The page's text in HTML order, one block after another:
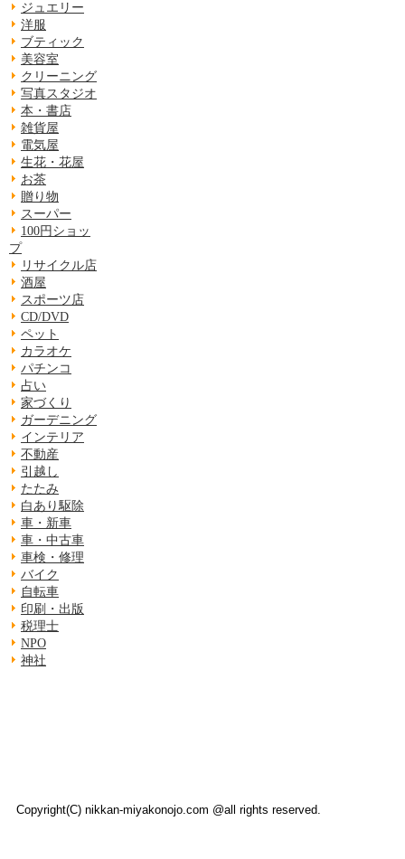
ジュエリー
洋服
ブティック
美容室
クリーニング
写真スタジオ
本・書店
雑貨屋
電気屋
生花・花屋
お茶
贈り物
スーパー
100円ショッ
プ
リサイクル店
酒屋
スポーツ店
CD/DVD
ペット
カラオケ
パチンコ
占い
家づくり
ガーデニング
インテリア
不動産
引越し
たたみ
白あり駆除
車・新車
車・中古車
車検・修理
バイク
自転車
印刷・出版
税理士
NPO
神社
Copyright(C) nikkan-miyakonojo.com @all rights reserved.